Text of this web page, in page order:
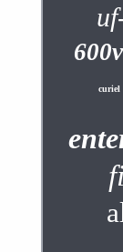
600v
curiel